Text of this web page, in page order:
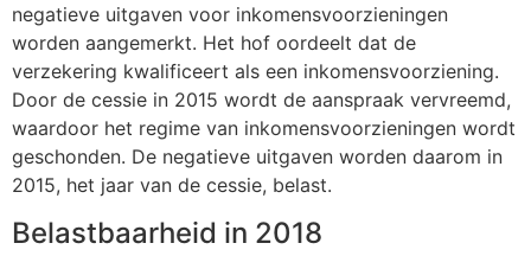
negatieve uitgaven voor inkomensvoorzieningen
worden aangemerkt. Het hof oordeelt dat de
verzekering kwalificeert als een inkomensvoorziening.
Door de cessie in 2015 wordt de aanspraak vervreemd,
waardoor het regime van inkomensvoorzieningen wordt
geschonden. De negatieve uitgaven worden daarom in
2015, het jaar van de cessie, belast.
Belastbaarheid in 2018